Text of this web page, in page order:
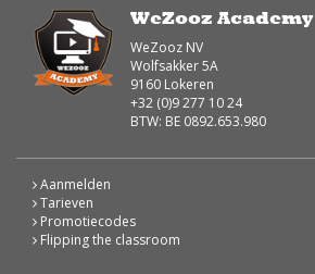
WeZooz Academy
WeZooz NV
Wolfsakker 5A
9160 Lokeren
+32 (0)9 277 10 24
BTW: BE 0892.653.980
Aanmelden
Tarieven
Promotiecodes
Flipping the classroom